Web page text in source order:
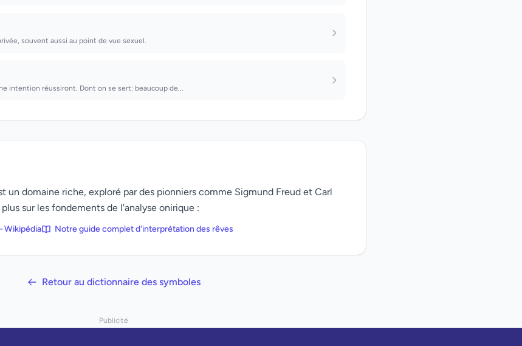
souvent aussi au point de vue sexuel.
intention réussiront. Dont on se sert: beaucoup de...
un domaine riche, exploré par des pionniers comme Sigmund Freud et Carl
sur les fondements de l'analyse onirique :
Wikipédia Notre guide complet d'interprétation des rêves
Retour au dictionnaire des symboles
Publicité